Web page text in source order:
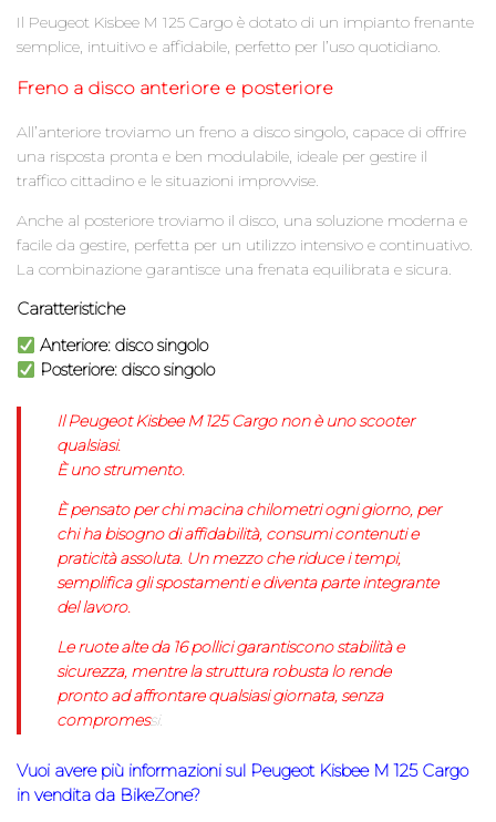
Il Peugeot Kisbee M 125 Cargo è dotato di un impianto frenante
semplice, intuitivo e affidabile, perfetto per l’uso quotidiano.
Freno a disco anteriore e posteriore
All’anteriore troviamo un freno a disco singolo, capace di offrire
una risposta pronta e ben modulabile, ideale per gestire il
traffico cittadino e le situazioni improvvise.
Anche al posteriore troviamo il disco, una soluzione moderna e
facile da gestire, perfetta per un utilizzo intensivo e continuativo.
La combinazione garantisce una frenata equilibrata e sicura.
Caratteristiche
Anteriore: disco singolo
Posteriore: disco singolo
Il Peugeot Kisbee M 125 Cargo non è uno scooter
qualsiasi.
È uno strumento.
È pensato per chi macina chilometri ogni giorno, per
chi ha bisogno di affidabilità, consumi contenuti e
praticità assoluta. Un mezzo che riduce i tempi,
semplifica gli spostamenti e diventa parte integrante
del lavoro.
Le ruote alte da 16 pollici garantiscono stabilità e
sicurezza, mentre la struttura robusta lo rende
pronto ad affrontare qualsiasi giornata, senza
compromessi.
Vuoi avere più informazioni sul Peugeot Kisbee M 125 Cargo
in vendita da BikeZone?